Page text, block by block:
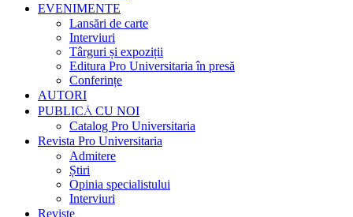
EVENIMENTE
Lansări de carte
Interviuri
Târguri și expoziții
Editura Pro Universitaria în presă
Conferințe
AUTORI
PUBLICĂ CU NOI
Catalog Pro Universitaria
Revista Pro Universitaria
Admitere
Știri
Opinia specialistului
Interviuri